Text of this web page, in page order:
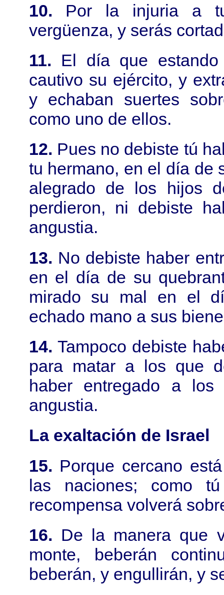
10. Por la injuria a
vergüenza, y serás
11. El día que
cautivo su ejército, y
y echaban suertes
como uno de ellos.
12. Pues no debiste tú
tu hermano, en el día de
alegrado de los hijos
perdieron, ni debiste
angustia.
13. No debiste haber
en el día de su
mirado su mal en el
echado mano a sus
14.Tampoco debiste
para matar a los que
haber entregado a
angustia.
La exaltación de Israel
15. Porque cercano
las naciones; como
recompensa volverá
16. De la manera que
monte, beberán
beberán, y engullirán, y